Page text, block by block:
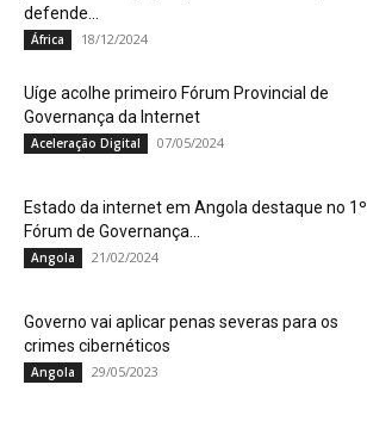
defende...
África 18/12/2024
Uíge acolhe primeiro Fórum Provincial de
Governança da Internet
Aceleração Digital 07/05/2024
Estado da internet em Angola destaque no 1º
Fórum de Governança...
Angola 21/02/2024
Governo vai aplicar penas severas para os
crimes cibernéticos
Angola 29/05/2023